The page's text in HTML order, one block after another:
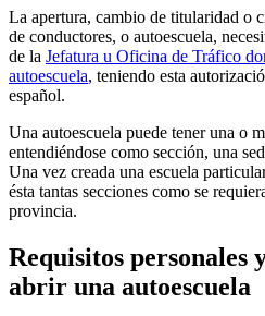
La apertura, cambio de titularidad o
de conductores, o autoescuela,
de la Jefatura u Oficina de Tráfico
autoescuela, teniendo esta
español.
Una autoescuela puede tener una o
entendiéndose como sección, una
Una vez creada una escuela
ésta tantas secciones como se
provincia.
Requisitos personales
abrir una autoescuela